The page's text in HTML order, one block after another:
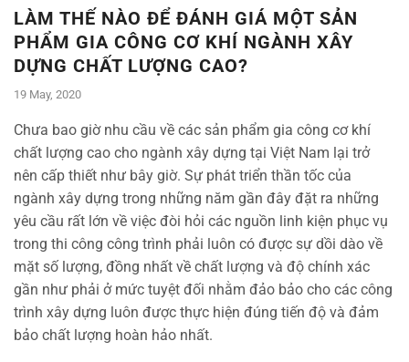
LÀM THẾ NÀO ĐỂ ĐÁNH GIÁ MỘT SẢN
PHẨM GIA CÔNG CƠ KHÍ NGÀNH XÂY
DỰNG CHẤT LƯỢNG CAO?
19 May, 2020
Chưa bao giờ nhu cầu về các sản phẩm gia công cơ khí
chất lượng cao cho ngành xây dựng tại Việt Nam lại trở
nên cấp thiết như bây giờ. Sự phát triển thần tốc của
ngành xây dựng trong những năm gần đây đặt ra những
yêu cầu rất lớn về việc đòi hỏi các nguồn linh kiện phục vụ
trong thi công công trình phải luôn có được sự dồi dào về
mặt số lượng, đồng nhất về chất lượng và độ chính xác
gần như phải ở mức tuyệt đối nhằm đảo bảo cho các công
trình xây dựng luôn được thực hiện đúng tiến độ và đảm
bảo chất lượng hoàn hảo nhất.